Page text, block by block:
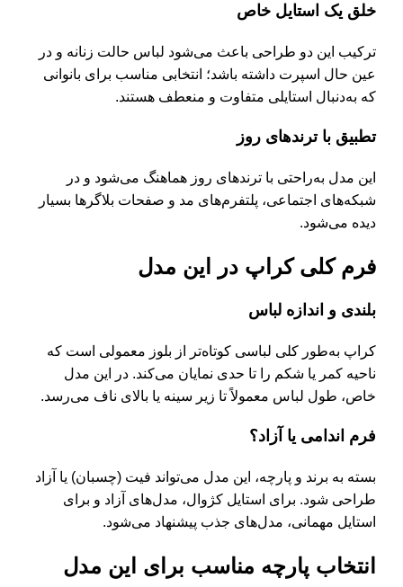
خلق یک استایل خاص
ترکیب این دو طراحی باعث می‌شود لباس حالت زنانه و در
عین حال اسپرت داشته باشد؛ انتخابی مناسب برای بانوانی
که به‌دنبال استایلی متفاوت و منعطف هستند.
تطبیق با ترندهای روز
این مدل به‌راحتی با ترندهای روز هماهنگ می‌شود و در
شبکه‌های اجتماعی، پلتفرم‌های مد و صفحات بلاگرها بسیار
دیده می‌شود.
فرم کلی کراپ در این مدل
بلندی و اندازه لباس
کراپ به‌طور کلی لباسی کوتاه‌تر از بلوز معمولی است که
ناحیه کمر یا شکم را تا حدی نمایان می‌کند. در این مدل
خاص، طول لباس معمولاً تا زیر سینه یا بالای ناف می‌رسد.
فرم اندامی یا آزاد؟
بسته به برند و پارچه، این مدل می‌تواند فیت (چسبان) یا آزاد
طراحی شود. برای استایل کژوال، مدل‌های آزاد و برای
استایل مهمانی، مدل‌های جذب پیشنهاد می‌شود.
انتخاب پارچه مناسب برای این مدل